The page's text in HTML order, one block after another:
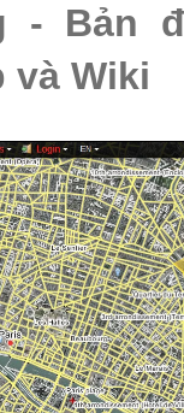
- Bản
và Wiki